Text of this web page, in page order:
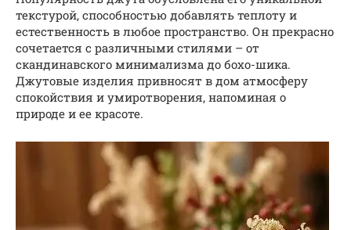
текстурой, способностью добавлять теплоту и
естественность в любое пространство. Он прекрасно
сочетается с различными стилями – от
скандинавского минимализма до бохо-шика.
Джутовые изделия привносят в дом атмосферу
спокойствия и умиротворения, напоминая о
природе и ее красоте.